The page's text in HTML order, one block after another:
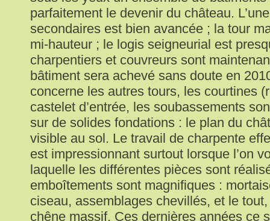
parfaitement le devenir du château.
secondaires est bien avancée ; la tour
mi-hauteur ; le logis seigneurial est
charpentiers et couvreurs sont
bâtiment sera achevé sans doute en
concerne les autres tours, les courtines
castelet d’entrée, les soubassements
sur de solides fondations : le plan du
visible au sol. Le travail de charpente
est impressionnant surtout lorsque l’on
laquelle les différentes pièces sont
emboîtements sont magnifiques :
ciseau, assemblages chevillés, et le
chêne massif. Ces dernières années ce